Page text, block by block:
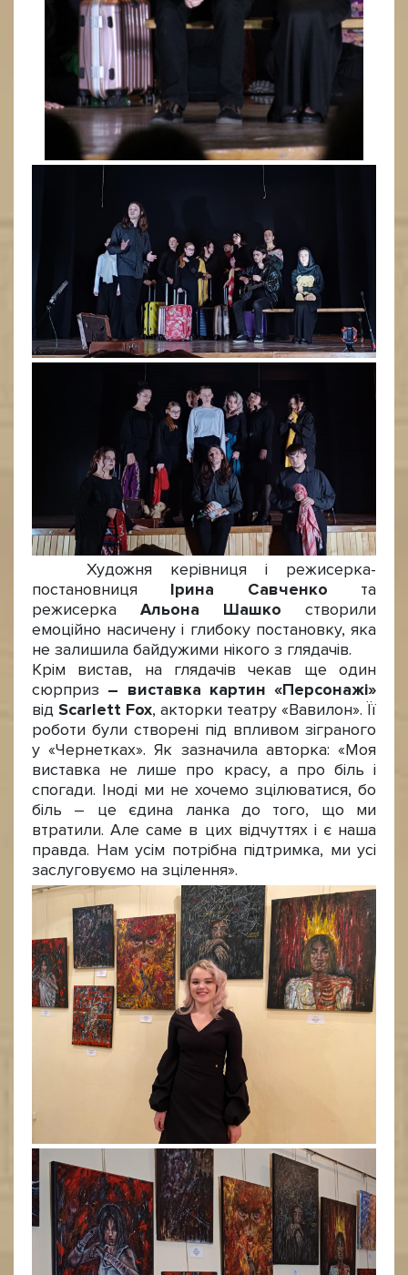
Художня керівниця і режисерка-
постановниця Ірина Савченко та
режисерка Альона Шашко створили
емоційно насичену і глибоку постановку, яка
не залишила байдужими нікого з глядачів.
Крім вистав, на глядачів чекав ще один
сюрприз – виставка картин «Персонажі»
від Scarlett Fox, акторки театру «Вавилон». Її
роботи були створені під впливом зіграного
у «Чернетках». Як зазначила авторка: «Моя
виставка не лише про красу, а про біль і
спогади. Іноді ми не хочемо зцілюватися, бо
біль – це єдина ланка до того, що ми
втратили. Але саме в цих відчуттях і є наша
правда. Нам усім потрібна підтримка, ми усі
заслуговуємо на зцілення».